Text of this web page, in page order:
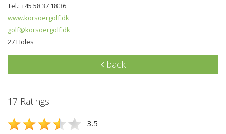
Tel.: +45 58 37 18 36
www.korsoergolf.dk
golf@korsoergolf.dk
27 Holes
back
17 Ratings
3.5